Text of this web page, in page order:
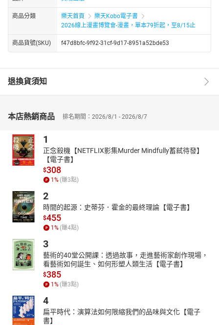
商品分類 樂天首頁
樂天Kobo電子書
2026線上漫畫博覽會-漫畫，單本79折起，至8/15止
商品貨號(SKU) f47d8bfc-9f92-31cf-9d17-8951a52bde53
退換貨須知
本店熱銷商品 排名期間：2026/8/1 - 2026/8/7
1
正念殺機【NETFLIX影集Murder Mindfully蓄弒待發】
【電子書】
$308
1% (賺3點)
2
時間的起源：史蒂芬．霍金的最終理論【電子書】
$455
1% (賺4點)
3
藝術的40堂公開課：透過故事，走進藝術家創作現場，
看藝術如何誕生、如何形塑人類生活【電子書】
$385
1% (賺3點)
4
扁平時代：演算法如何限縮我們的品味與文化【電子
書】